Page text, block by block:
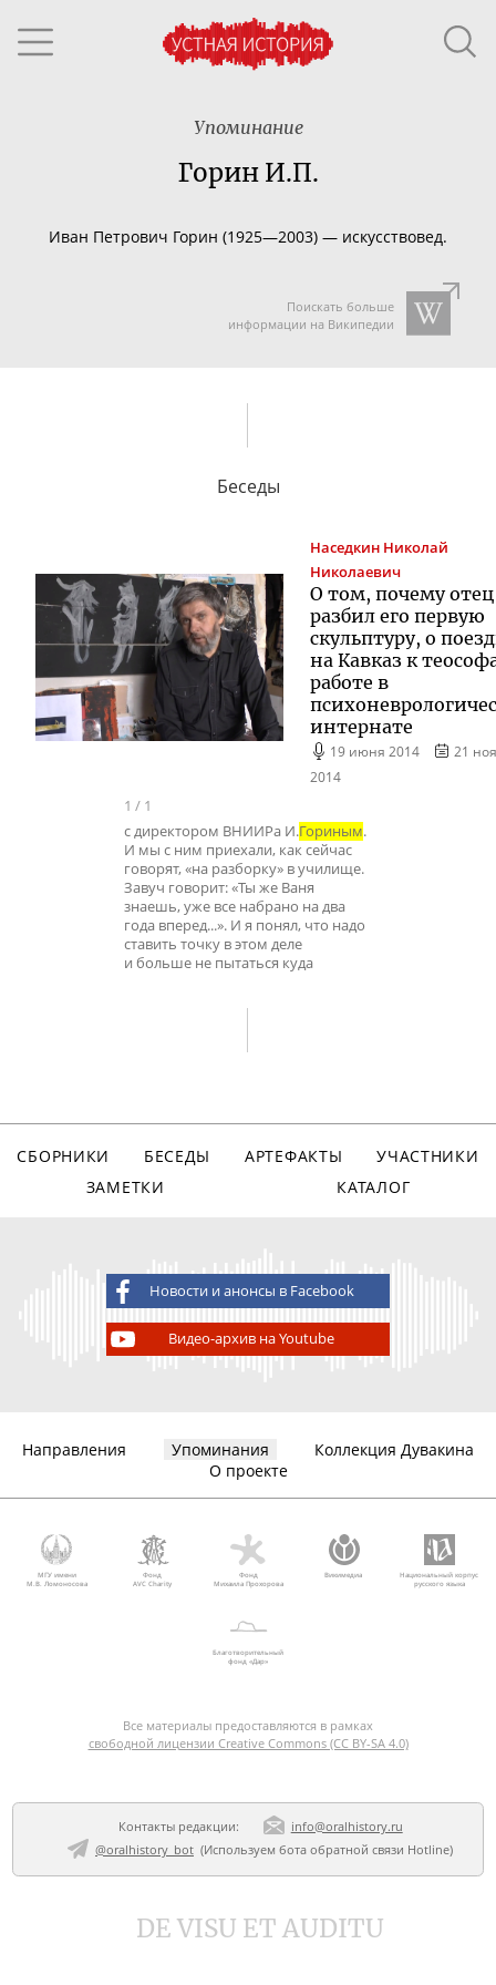
Упоминание
Горин И.П.
Иван Петрович Горин (1925—2003) — искусствовед.
Поискать больше
информации на Википедии
Беседы
Наседкин Николай
Николаевич
О том, почему отец
разбил его первую
скульптуру, о
на Кавказ к
работе в
интернате
19 июня 2014
21
2014
1 / 1
с директором ВНИИРа И.Гориным.
И мы с ним приехали, как сейчас
говорят, «на разборку» в училище.
Завуч говорит: «Ты же Ваня
знаешь, уже все набрано на два
года вперед...». И я понял, что надо
ставить точку в этом деле
и больше не пытаться куда
СБОРНИКИ БЕСЕДЫ АРТЕФАКТЫ
УЧАСТНИКИ
ЗАМЕТКИ
КАТАЛОГ
Новости и анонсы в Facebook
Видео-архив на Youtube
Направления Упоминания
Коллекция Дувакина
О проекте
МГУ имени
М.В. Ломоносова
Фонд
AVC Charity
Фонд
Михаила Прохорова
Викимедиа
Национальный корпус
русского языка
Благотворительный
фонд «Дар»
Все материалы предоставляются в рамках
свободной лицензии Creative Commons (CC BY-SA 4.0)
Контакты редакции:
info@oralhistory.ru
@oralhistory_bot(Используем бота обратной связи Hotline)
DE VISU ET AUDITU